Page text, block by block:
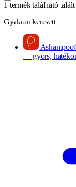
1 termék található
Gyakran keresett
Ashampoo
— gyors,